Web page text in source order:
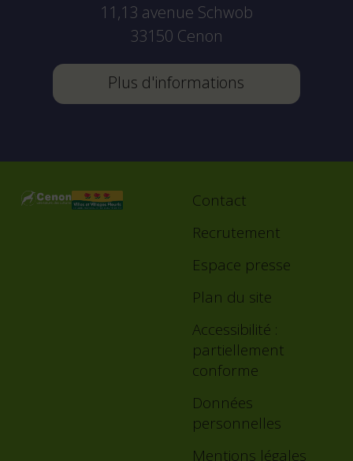
11,13 avenue Schwob
33150 Cenon
Plus d'informations
Footer
Contact
Recrutement
Espace presse
Plan du site
Accessibilité :
partiellement
conforme
Données
personnelles
Mentions légales